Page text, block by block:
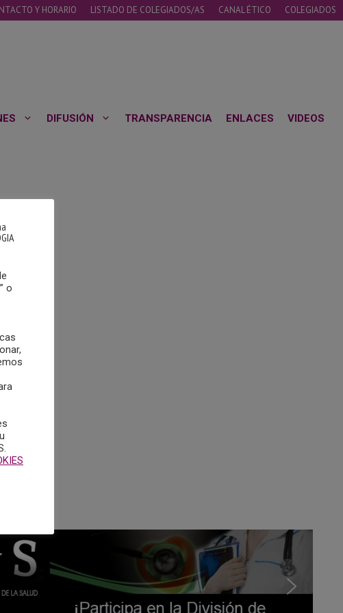
Y HORARIO LISTADO DE COLEGIADOS/AS CANAL ÉTICO COLEGIADOS
DIFUSIÓN TRANSPARENCIA ENLACES VIDEOS
o